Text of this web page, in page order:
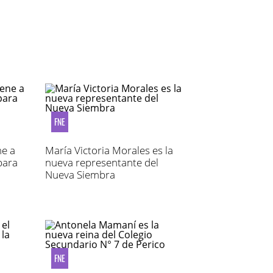
a
FNE
María Victoria Morales es la
nueva representante del
Nueva Siembra
FNE